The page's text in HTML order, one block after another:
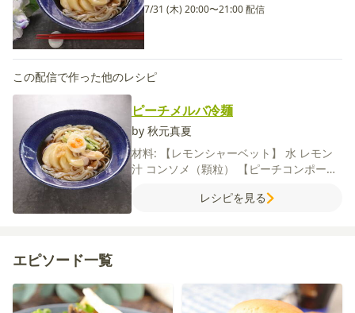
7/31 (木) 20:00〜21:00 配信
この配信で作った他のレシピ
ピーチメルバ冷麺
by 秋元真夏
材料:
【レモンシャーベット】 水 レモン
汁 コンソメ（顆粒）
【ピーチコンポー
コンソメ（顆粒）【A】
レシピを見る
エピソード一覧